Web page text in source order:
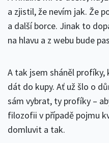
a zjistil, že nevím jak. Že
a další borce. Jinak to
na hlavu a z webu bude
A tak jsem sháněl
dát do kupy. Ať už šlo o
sám vybrat, ty profíky –
filozofii v případě pojmu
domluvit a tak.